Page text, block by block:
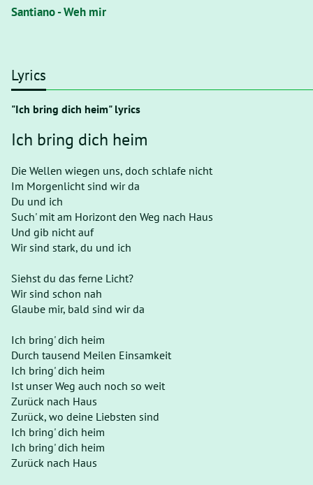
Santiano - Weh mir
Lyrics
"Ich bring dich heim" lyrics
Ich bring dich heim
Die Wellen wiegen uns, doch schlafe nicht
Im Morgenlicht sind wir da
Du und ich
Such' mit am Horizont den Weg nach Haus
Und gib nicht auf
Wir sind stark, du und ich
Siehst du das ferne Licht?
Wir sind schon nah
Glaube mir, bald sind wir da
Ich bring' dich heim
Durch tausend Meilen Einsamkeit
Ich bring' dich heim
Ist unser Weg auch noch so weit
Zurück nach Haus
Zurück, wo deine Liebsten sind
Ich bring' dich heim
Ich bring' dich heim
Zurück nach Haus